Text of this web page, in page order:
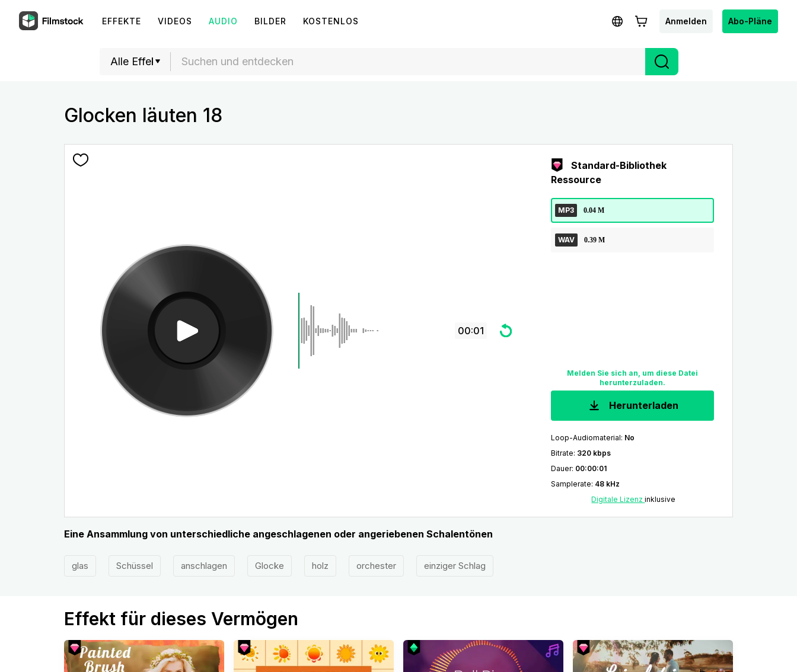
EFFEKTE VIDEOS AUDIO BILDER KOSTENLOS Anmelden Abo-Pläne
Glocken läuten 18
00:01
Standard-Bibliothek
Ressource
MP3 0.04 M
WAV 0.39 M
Melden Sie sich an, um diese Datei
herunterzuladen.
Herunterladen
Loop-Audiomaterial: No
Bitrate: 320 kbps
Dauer: 00:00:01
Samplerate: 48 kHz
Digitale Lizenzinklusive
Eine Ansammlung von unterschiedliche angeschlagenen oder angeriebenen Schalentönen
glas Schüssel anschlagen Glocke holz orchester einziger Schlag
Effekt für dieses Vermögen